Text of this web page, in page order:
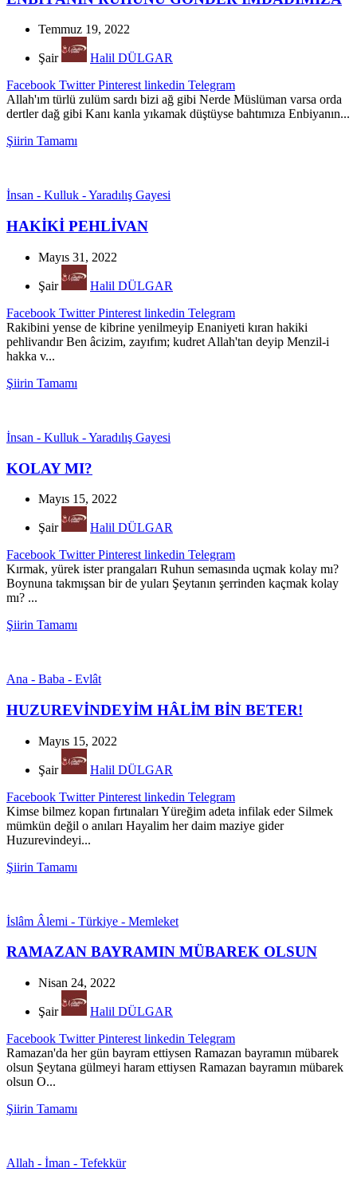
Temmuz 19, 2022
Şair
Halil DÜLGAR
Facebook Twitter Pinterest linkedin Telegram
Allah'ım türlü zulüm sardı bizi ağ gibi Nerde Müslüman varsa orda
dertler dağ gibi Kanı kanla yıkamak düştüyse bahtımıza Enbiyanın...
Şiirin Tamamı
İnsan - Kulluk - Yaradılış Gayesi
HAKİKİ PEHLİVAN
Mayıs 31, 2022
Şair
Halil DÜLGAR
Facebook Twitter Pinterest linkedin Telegram
Rakibini yense de kibrine yenilmeyip Enaniyeti kıran hakiki
pehlivandır Ben âcizim, zayıfım; kudret Allah'tan deyip Menzil-i
hakka v...
Şiirin Tamamı
İnsan - Kulluk - Yaradılış Gayesi
KOLAY MI?
Mayıs 15, 2022
Şair
Halil DÜLGAR
Facebook Twitter Pinterest linkedin Telegram
Kırmak, yürek ister prangaları Ruhun semasında uçmak kolay mı?
Boynuna takmışsan bir de yuları Şeytanın şerrinden kaçmak kolay
mı? ...
Şiirin Tamamı
Ana - Baba - Evlât
HUZUREVİNDEYİM HÂLİM BİN BETER!
Mayıs 15, 2022
Şair
Halil DÜLGAR
Facebook Twitter Pinterest linkedin Telegram
Kimse bilmez kopan fırtınaları Yüreğim adeta infilak eder Silmek
mümkün değil o anıları Hayalim her daim maziye gider
Huzurevindeyi...
Şiirin Tamamı
İslâm Âlemi - Türkiye - Memleket
RAMAZAN BAYRAMIN MÜBAREK OLSUN
Nisan 24, 2022
Şair
Halil DÜLGAR
Facebook Twitter Pinterest linkedin Telegram
Ramazan'da her gün bayram ettiysen Ramazan bayramın mübarek
olsun Şeytana gülmeyi haram ettiysen Ramazan bayramın mübarek
olsun O...
Şiirin Tamamı
Allah - İman - Tefekkür